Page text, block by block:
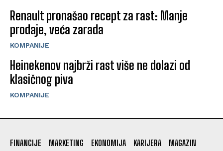
Renault pronašao recept za rast: Manje
prodaje, veća zarada
KOMPANIJE
Heinekenov najbrži rast više ne dolazi od
klasičnog piva
KOMPANIJE
FINANCIJE MARKETING EKONOMIJA KARIJERA
MAGAZIN